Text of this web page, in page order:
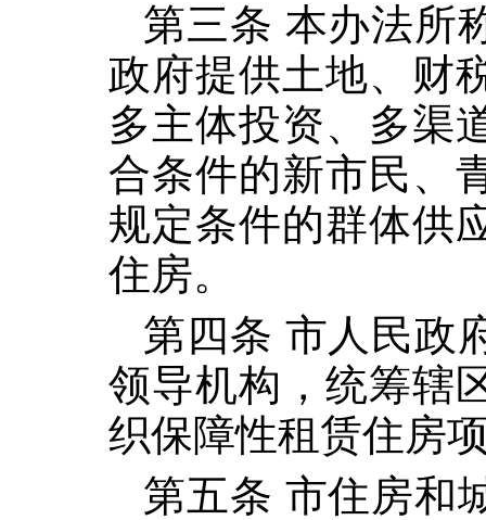
第三条 本办法所
政府提供土地、财
多主体投资、多渠
合条件的新市民、
规定条件的群体供
住房。
第四条 市人民政
领导机构，统筹辖
织保障性租赁住房
第五条 市住房和